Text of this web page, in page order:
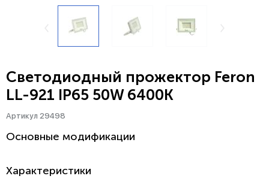
Светодиодный прожектор Feron
LL-921 IP65 50W 6400K
Артикул 29498
Основные модификации
Характеристики